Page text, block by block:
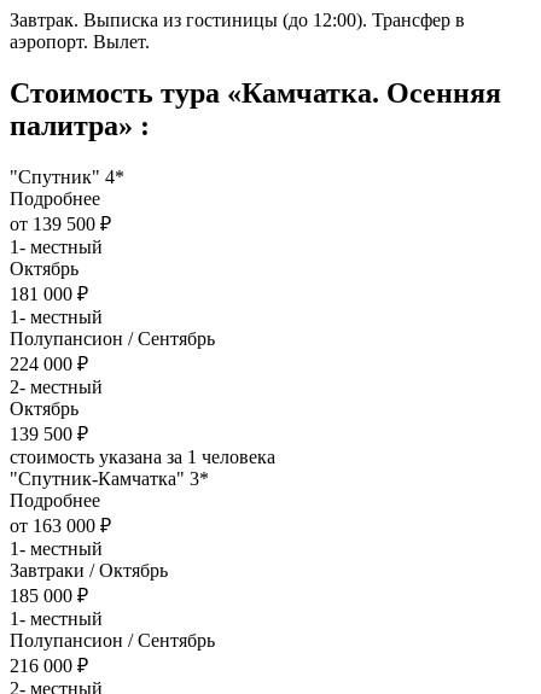
Завтрак. Выписка из гостиницы (до 12:00). Трансфер в
аэропорт. Вылет.
Стоимость тура «Камчатка. Осенняя
палитра» :
"Спутник" 4*
Подробнее
от 139 500 ₽
1- местный
Октябрь
181 000 ₽
1- местный
Полупансион / Сентябрь
224 000 ₽
2- местный
Октябрь
139 500 ₽
стоимость указана за 1 человека
"Спутник-Камчатка" 3*
Подробнее
от 163 000 ₽
1- местный
Завтраки / Октябрь
185 000 ₽
1- местный
Полупансион / Сентябрь
216 000 ₽
2- местный